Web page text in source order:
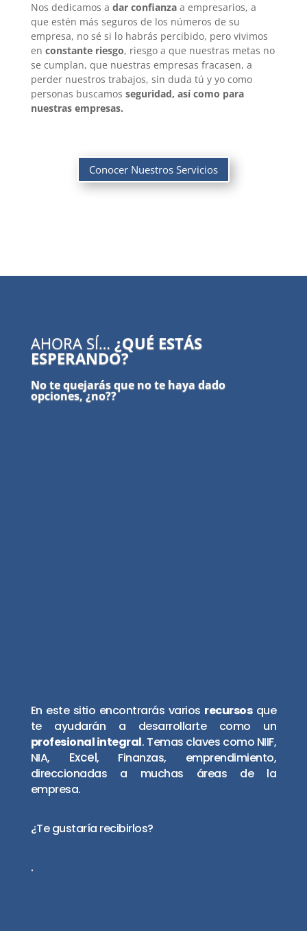
Nos dedicamos a dar confianzaa empresarios, a
que estén más seguros de los números de su
empresa, no sé si lo habrás percibido, pero vivimos
en constante riesgo, riesgo a que nuestras metas no
se cumplan, que nuestras empresas fracasen, a
perder nuestros trabajos, sin duda tú y yo como
personas buscamos seguridad, así como para
nuestras empresas.
Conocer Nuestros Servicios
AHORA SÍ… ¿QUÉ ESTÁS
ESPERANDO?
No te quejarás que no te haya dado
opciones, ¿no??
​En este sitio encontrarás varios recursosque
te ayudarán a desarrollarte como un
profesional integral. Temas claves como NIIF,
NIA, Excel, Finanzas, emprendimiento,
direccionadas a muchas áreas de la
empresa.
¿Te gustaría recibirlos?
.